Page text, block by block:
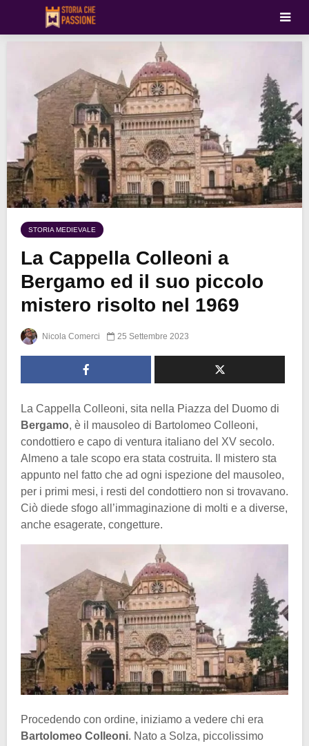
STORIA MEDIEVALE
La Cappella Colleoni a
Bergamo ed il suo piccolo
mistero risolto nel 1969
Nicola Comerci 25 Settembre 2023
La Cappella Colleoni, sita nella Piazza del Duomo di
Bergamo, è il mausoleo di Bartolomeo Colleoni,
condottiero e capo di ventura italiano del XV secolo.
Almeno a tale scopo era stata costruita. Il mistero sta
appunto nel fatto che ad ogni ispezione del mausoleo,
per i primi mesi, i resti del condottiero non si trovavano.
Ciò diede sfogo all’immaginazione di molti e a diverse,
anche esagerate, congetture.
Procedendo con ordine, iniziamo a vedere chi era
Bartolomeo Colleoni. Nato a Solza, piccolissimo